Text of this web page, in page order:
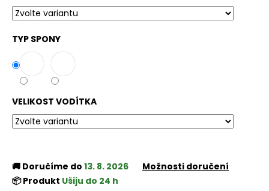
TYP SPONY
VELIKOST VODÍTKA
🚚 Doručíme do 13. 8. 2026
Možnosti doručení
📦 Produkt Ušiju do 24 h